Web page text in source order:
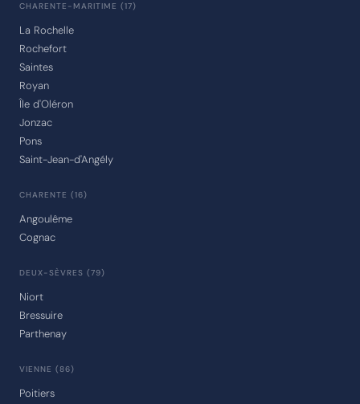
CHARENTE-MARITIME (17)
La Rochelle
Rochefort
Saintes
Royan
Île d'Oléron
Jonzac
Pons
Saint-Jean-d'Angély
CHARENTE (16)
Angoulême
Cognac
DEUX-SÈVRES (79)
Niort
Bressuire
Parthenay
VIENNE (86)
Poitiers